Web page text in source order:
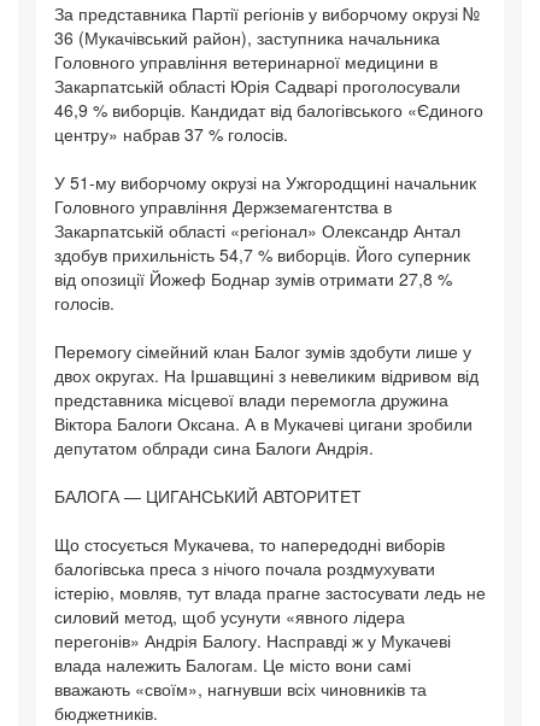
За представника Партії регіонів у виборчому окрузі №
36 (Мукачівський район), заступника начальника
Головного управління ветеринарної медицини в
Закарпатській області Юрія Садварі проголосували
46,9 % виборців. Кандидат від балогівського «Єдиного
центру» набрав 37 % голосів.
У 51-му виборчому окрузі на Ужгородщині начальник
Головного управління Держземагентства в
Закарпатській області «регіонал» Олександр Антал
здобув прихильність 54,7 % виборців. Його суперник
від опозиції Йожеф Боднар зумів отримати 27,8 %
голосів.
Перемогу сімейний клан Балог зумів здобути лише у
двох округах. На Іршавщині з невеликим відривом від
представника місцевої влади перемогла дружина
Віктора Балоги Оксана. А в Мукачеві цигани зробили
депутатом облради сина Балоги Андрія.
БАЛОГА — ЦИГАНСЬКИЙ АВТОРИТЕТ
Що стосується Мукачева, то напередодні виборів
балогівська преса з нічого почала роздмухувати
істерію, мовляв, тут влада прагне застосувати ледь не
силовий метод, щоб усунути «явного лідера
перегонів» Андрія Балогу. Насправді ж у Мукачеві
влада належить Балогам. Це місто вони самі
вважають «своїм», нагнувши всіх чиновників та
бюджетників.